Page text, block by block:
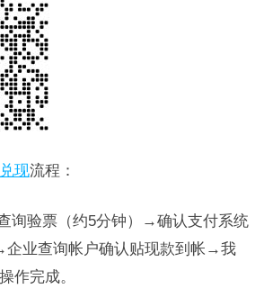
现流程：
询验票（约5分钟）→确认支付系统
业查询帐户确认贴现款到帐→我
作完成。